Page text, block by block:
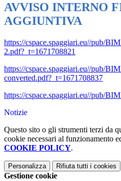
AVVISO INTERNO
AGGIUNTIVA
https://cspace.spaggiari.eu//pub/
2.pdf?_t=1671708821
https://cspace.spaggiari.eu//pub/
converted.pdf?_t=1671708837
https://cspace.spaggiari.eu//pub/
Notizie
Questo sito o gli strumenti terzi da
cookie necessari al funzionamento
COOKIE POLICY.
Personalizza Rifiuta tutti i cookies
Gestione cookie